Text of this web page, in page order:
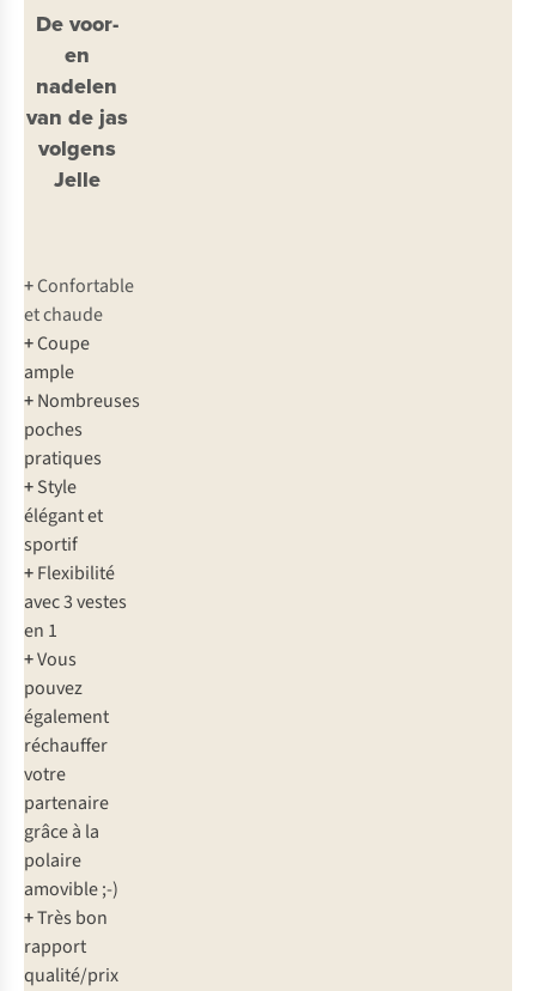
De voor-
en
nadelen
van de jas
volgens
Jelle
+Confortable
et chaude
+Coupe
ample
+Nombreuses
poches
pratiques
+Style
élégant et
sportif
+Flexibilité
avec 3 vestes
en 1
+Vous
pouvez
également
réchauffer
votre
partenaire
grâce à la
polaire
amovible ;-)
+Très bon
rapport
qualité/prix